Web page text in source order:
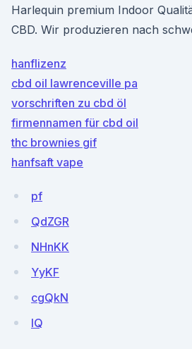
Harlequin premium Indoor
CBD. Wir produzieren nach
hanflizenz
cbd oil lawrenceville pa
vorschriften zu cbd öl
firmennamen für cbd oil
thc brownies gif
hanfsaft vape
pf
QdZGR
NHnKK
YyKF
cgQkN
lQ